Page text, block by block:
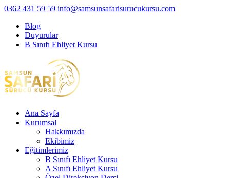
0362 431 59 59 info@samsunsafarisurucukursu.com
Blog
Duyurular
B Sınıfı Ehliyet Kursu
Ana Sayfa
Kurumsal
Hakkımızda
Ekibimiz
Eğitimlerimiz
B Sınıfı Ehliyet Kursu
A Sınıfı Ehliyet Kursu